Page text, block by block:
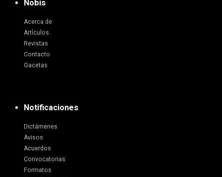
Nobis
Acerca de
Artículos
Revistas
Contacto
Gacetas
Notificaciones
Dictámenes
Avisos
Acuerdos
Convocatorias
Formatos